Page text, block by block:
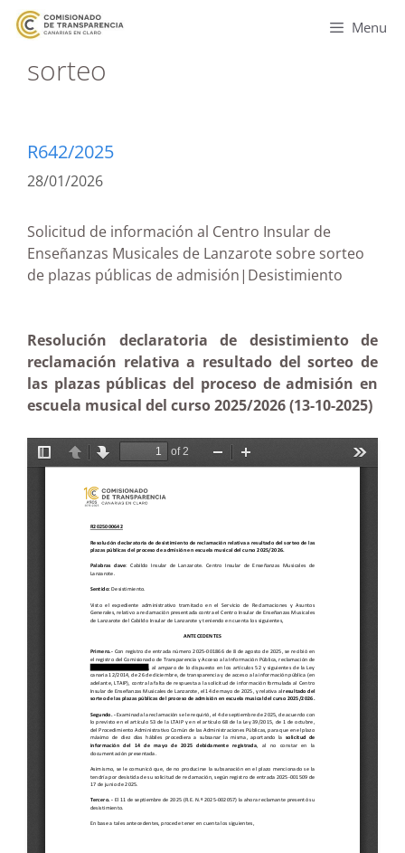
Menu
sorteo
R642/2025
28/01/2026
Solicitud de información al Centro Insular de
Enseñanzas Musicales de Lanzarote sobre sorteo
de plazas públicas de admisión|Desistimiento
Resolución declaratoria de desistimiento de
reclamación relativa a resultado del sorteo de
las plazas públicas del proceso de admisión en
escuela musical del curso 2025/2026 (13-10-2025)